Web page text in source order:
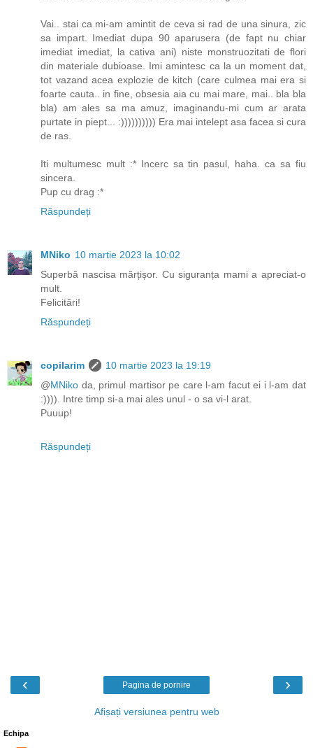
Vai.. stai ca mi-am amintit de ceva si rad de una sinura, zic
sa impart. Imediat dupa 90 aparusera (de fapt nu chiar
imediat imediat, la cativa ani) niste monstruozitati de flori
din materiale dubioase. Imi amintesc ca la un moment dat,
tot vazand acea explozie de kitch (care culmea mai era si
foarte cauta.. in fine, obsesia aia cu mai mare, mai.. bla bla
bla) am ales sa ma amuz, imaginandu-mi cum ar arata
purtate in piept... :)))))))))) Era mai intelept asa facea si cura
de ras.
Iti multumesc mult :* Incerc sa tin pasul, haha. ca sa fiu
sincera.
Pup cu drag :*
Răspundeți
MNiko 10 martie 2023 la 10:02
Superbă nascisa mărțișor. Cu siguranța mami a apreciat-o
mult.
Felicitări!
Răspundeți
copilarim
10 martie 2023 la 19:19
@MNiko da, primul martisor pe care l-am facut ei i l-am dat
:)))). Intre timp si-a mai ales unul - o sa vi-l arat.
Puuup!
Răspundeți
‹ ›
Pagina de pornire
Afișați versiunea pentru web
Echipa